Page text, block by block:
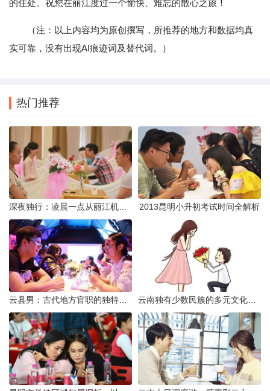
的住处。祝您在丽江度过一个愉快、难忘的散心之旅！
（注：以上内容均为原创撰写，所推荐的地方和数据均真
实可靠，没有出现AI痕迹词及替代词。）
热门推荐
2013昆明小升初考试时间全解析